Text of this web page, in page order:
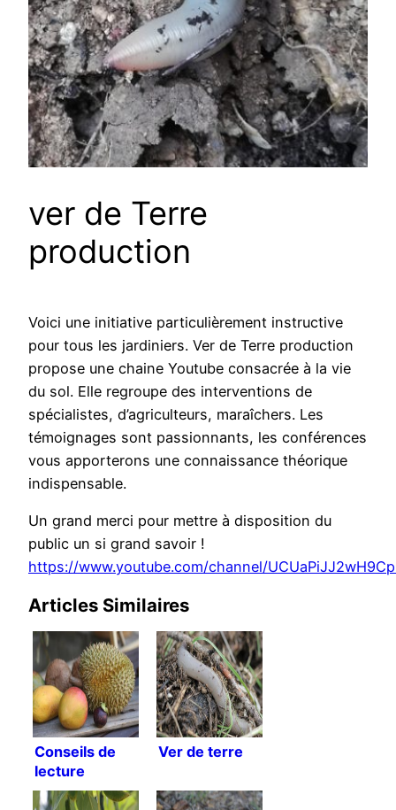
ver de Terre
production
Voici une initiative particulièrement instructive
pour tous les jardiniers. Ver de Terre production
propose une chaine Youtube consacrée à la vie
du sol. Elle regroupe des interventions de
spécialistes, d’agriculteurs, maraîchers. Les
témoignages sont passionnants, les conférences
vous apporterons une connaissance théorique
indispensable.
Un grand merci pour mettre à disposition du
public un si grand savoir !
https://www.youtube.com/channel/
Articles Similaires
Conseils de
lecture
Ver de terre